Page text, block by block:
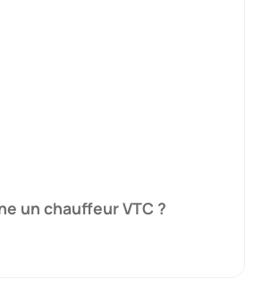
un chauffeur VTC ?